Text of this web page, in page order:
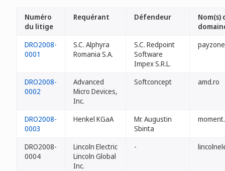
Numéro
du litige
Requérant Défendeur
Nom(s)
DRO2008-
0001
S.C. Alphyra
Romania S.A.
S.C. Redpoint
Software
Impex S.R.L.
DRO2008-
0002
Advanced
Micro Devices,
Inc.
Softconcept amd.ro
DRO2008-
0003
Henkel KGaA
Mr. Augustin
Sbinta
DRO2008-
0004
Lincoln Electric
Lincoln Global
Inc.
-